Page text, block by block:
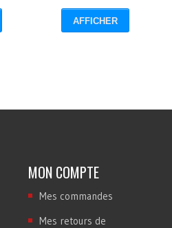
AFFICHER
MON COMPTE
Mes commandes
Mes retours de